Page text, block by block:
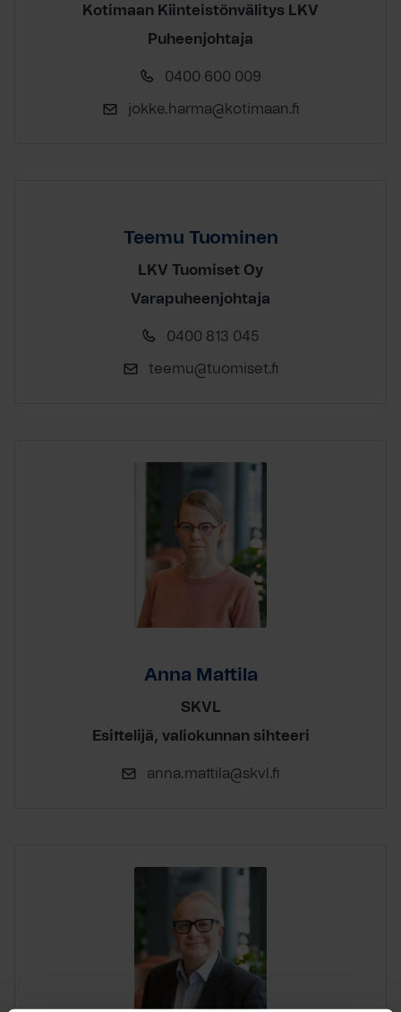
Kotimaan Kiinteistönvälitys LKV
Puheenjohtaja
0400 600 009
jokke.harma@kotimaan.fi
Teemu Tuominen
LKV Tuomiset Oy
Varapuheenjohtaja
0400 813 045
teemu@tuomiset.fi
Anna Mattila
SKVL
Esittelijä, valiokunnan sihteeri
anna.mattila@skvl.fi